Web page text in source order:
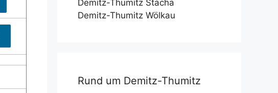
Demitz-Thumitz Stacha
Demitz-Thumitz Wölkau
Rund um Demitz-Thumitz